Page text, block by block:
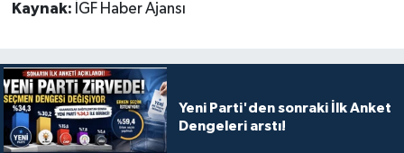
Kaynak: İGF Haber Ajansı
Yeni Parti'den sonraki İlk Anket
Dengeleri arstı!